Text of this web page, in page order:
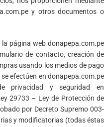
y otros documentos o
la página web donapepa.com.pe
de contacto, creación de
usando los medios de pago
efectúen en donapepa.com.pe
privacidad y seguridad en
29733 – Ley de Protección de
por Decreto Supremo 003-
y modificatorias (todas éstas